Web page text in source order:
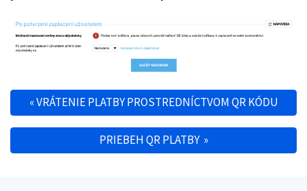
Post navigation
«VRÁTENIE PLATBY PROSTREDNÍCTVOM QR KÓDU
PRIEBEH QR PLATBY »